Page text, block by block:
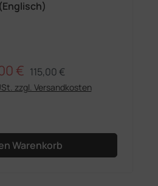
(Englisch)
€ Regulärer Preis:
115,00 €
zzgl. Versandkosten
Gib den
Warenkorb